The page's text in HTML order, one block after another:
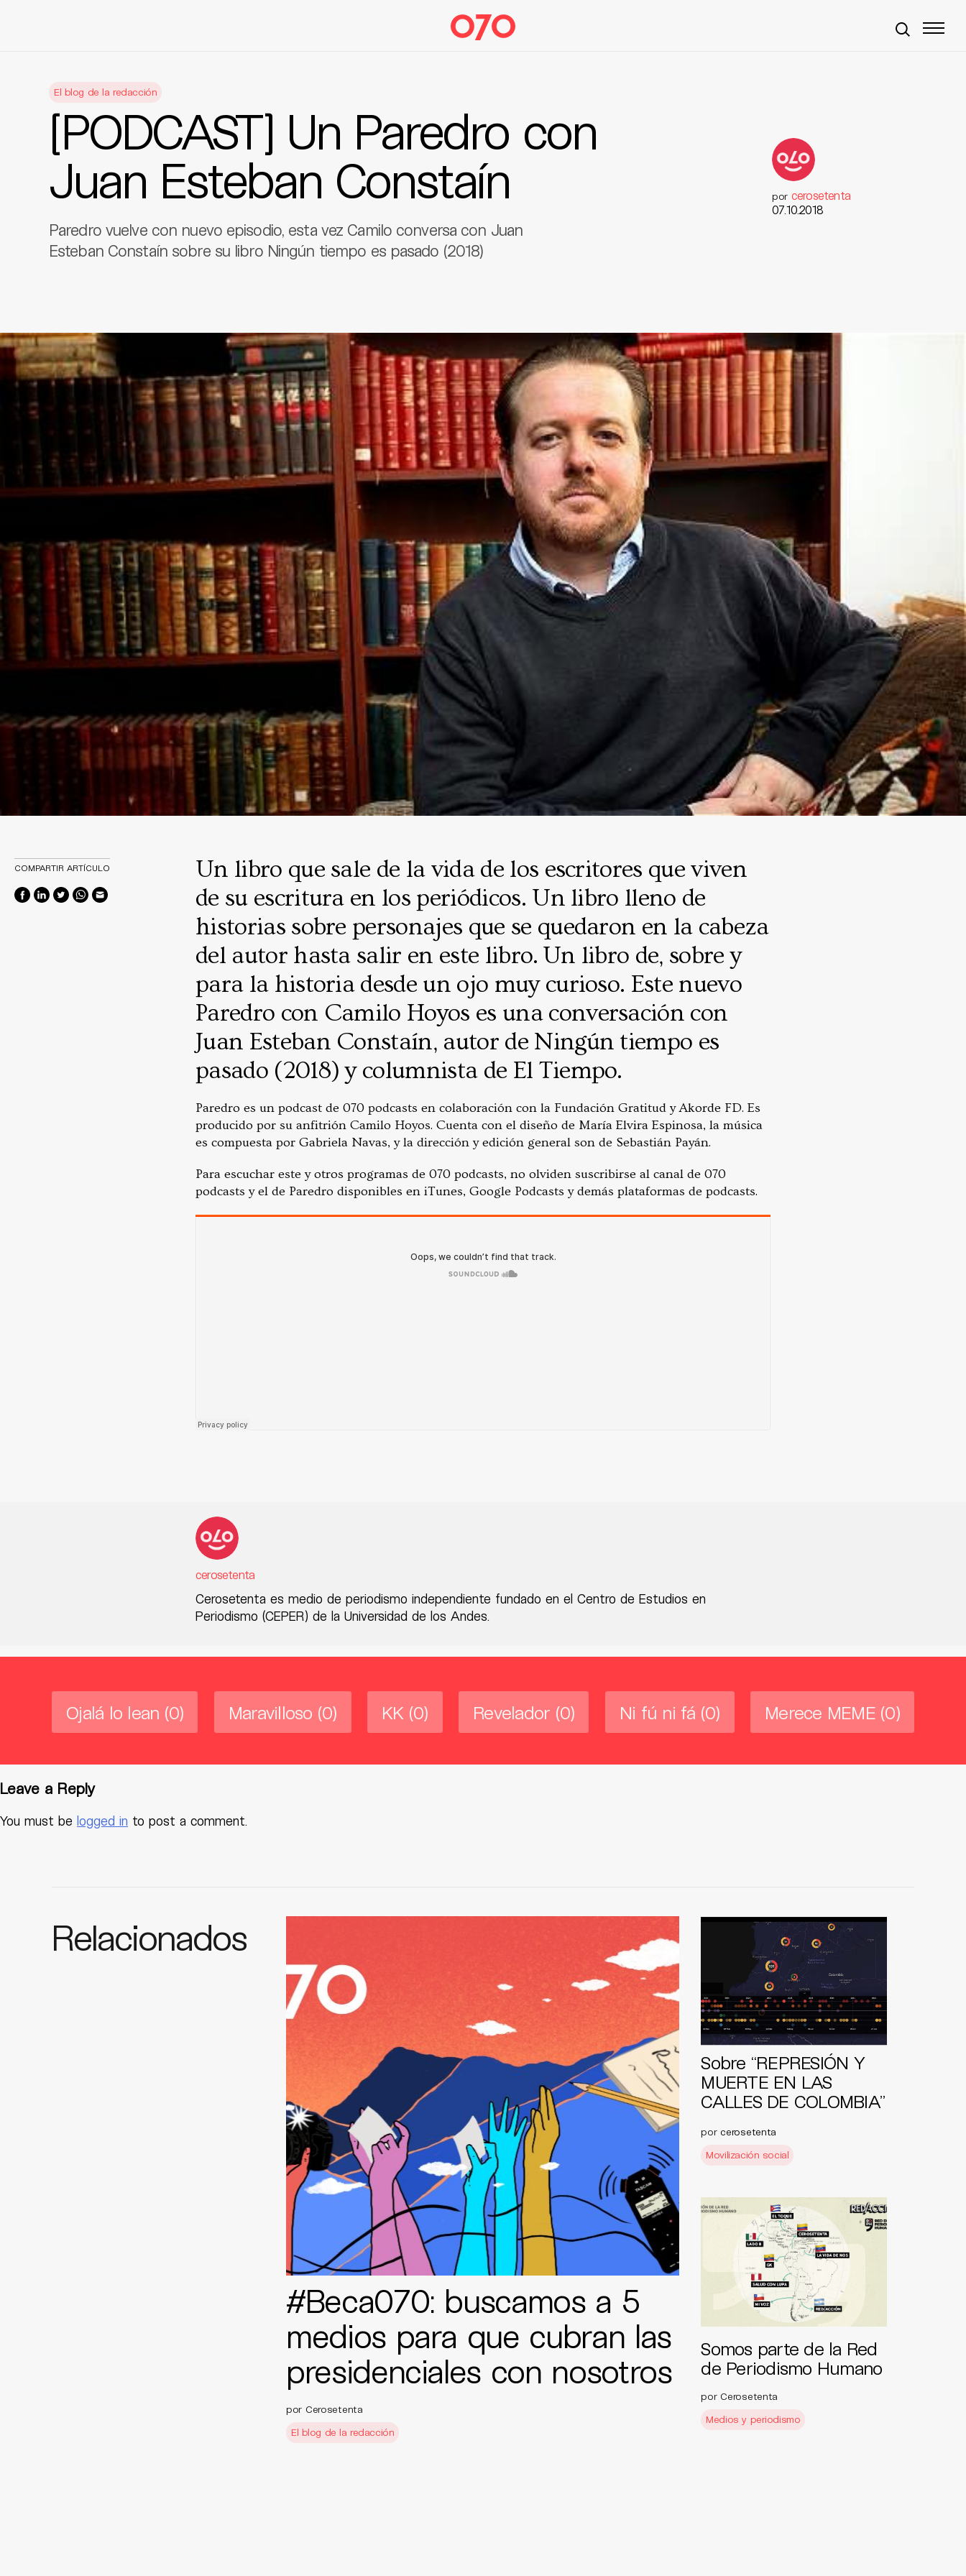
El blog de la redacción
[PODCAST] Un Paredro con
Juan Esteban Constaín
Paredro vuelve con nuevo episodio, esta vez Camilo conversa con Juan
Esteban Constaín sobre su libro Ningún tiempo es pasado (2018)
por cerosetenta
07.10.2018
Un libro que sale de la vida de los escritores que viven
de su escritura en los periódicos. Un libro lleno de
historias sobre personajes que se quedaron en la cabeza
del autor hasta salir en este libro. Un libro de, sobre y
para la historia desde un ojo muy curioso. Este nuevo
Paredro con Camilo Hoyos es una conversación con
Juan Esteban Constaín, autor de Ningún tiempo es
pasado (2018) y columnista de El Tiempo.
Paredro es un podcast de 070 podcasts en colaboración con la Fundación Gratitud y Akorde FD. Es
producido por su anfitrión Camilo Hoyos. Cuenta con el diseño de María Elvira Espinosa, la música
es compuesta por Gabriela Navas, y la dirección y edición general son de Sebastián Payán.
Para escuchar este y otros programas de 070 podcasts, no olviden suscribirse al canal de 070
podcasts y el de Paredro disponibles en iTunes, Google Podcasts y demás plataformas de podcasts.
COMPARTIR ARTÍCULO
cerosetenta
Cerosetenta es medio de periodismo independiente fundado en el Centro de Estudios en
Periodismo (CEPER) de la Universidad de los Andes.
Ojalá lo lean (0) Maravilloso (0) KK (0) Revelador (0) Ni fú ni fá (0) Merece MEME (0)
Leave a Reply
You must be logged in to post a comment.
Relacionados
#Beca070: buscamos a 5
medios para que cubran las
presidenciales con nosotros
por Cerosetenta
El blog de la redacción
Sobre “REPRESIÓN Y
MUERTE EN LAS
CALLES DE COLOMBIA”
por cerosetenta
Movilización social
Somos parte de la Red
de Periodismo Humano
por Cerosetenta
Medios y periodismo